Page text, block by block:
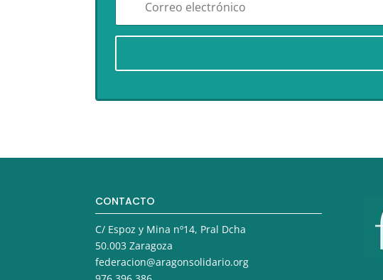
CONTACTO
C/ Espoz y Mina nº14, Pral Dcha
50.003 Zaragoza
federacion@aragonsolidario.org